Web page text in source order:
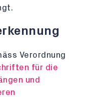
Verordnung
für die
und